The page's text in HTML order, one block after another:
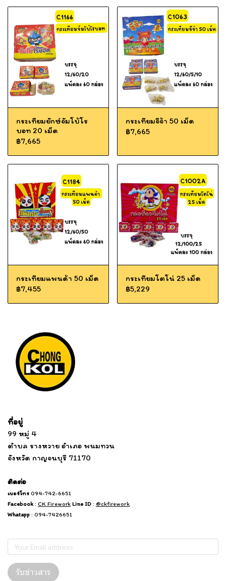
กระเทียมยักษ์จัมโบ้โร
บอท 20 เม็ด
฿7,665
กระเทียมจีจ้า 50 เม็ด
฿7,665
กระเทียมแพนด้า 50 เม็ด
฿7,455
กระเทียมโตโน่ 25 เม็ด
฿5,229
ที่อยู่
99 หมู่ 4
ตำบล รางหวาย อำเภอ พนมทวน
จังหวัด กาญจนบุรี 71170
ติดต่อ
เบอร์โทร 094-742-6651
Facebook: CK Firework Line ID : @ckfirework
Whatapp : 094-7426651
รับข่าวสาร